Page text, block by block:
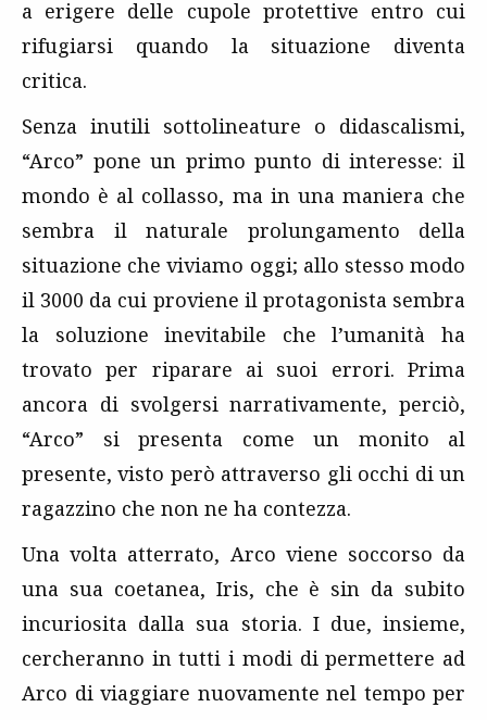
a erigere delle cupole protettive entro cui
rifugiarsi quando la situazione diventa
critica.
Senza inutili sottolineature o didascalismi,
“Arco” pone un primo punto di interesse: il
mondo è al collasso, ma in una maniera che
sembra il naturale prolungamento della
situazione che viviamo oggi; allo stesso modo
il 3000 da cui proviene il protagonista sembra
la soluzione inevitabile che l’umanità ha
trovato per riparare ai suoi errori. Prima
ancora di svolgersi narrativamente, perciò,
“Arco” si presenta come un monito al
presente, visto però attraverso gli occhi di un
ragazzino che non ne ha contezza.
Una volta atterrato, Arco viene soccorso da
una sua coetanea, Iris, che è sin da subito
incuriosita dalla sua storia. I due, insieme,
cercheranno in tutti i modi di permettere ad
Arco di viaggiare nuovamente nel tempo per